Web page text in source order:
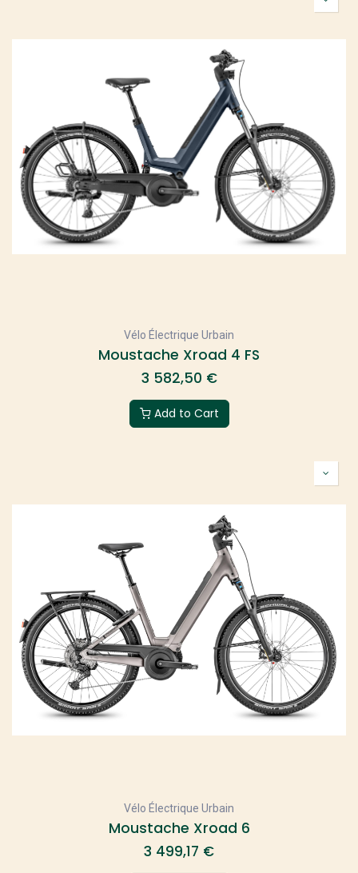
Vélo Électrique Urbain
Moustache Xroad 4 FS
3 582,50 €
Add to Cart
Vélo Électrique Urbain
Moustache Xroad 6
3 499,17 €